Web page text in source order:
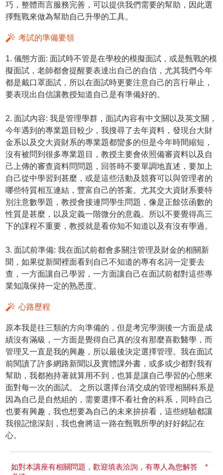
巧，整體而言服務完善，可以提供我們需要的幫助，因此選
擇甄戰來做為幫助自己升學的工具。
考試的準備要領
1. 儀態方面: 面試時不管是在學校的模擬面試，或是甄戰的模
擬面試，老師都會提醒要表達出自己的自信，尤其我們今年
都是戴口罩面試，所以在面試時更要注意自己的言行舉止，
要表現出自信讓教授知道自己是有準備好的。
2. 面試內容: 我是管理學群，面試內容有中文關以及英文關，
今年遇到的專業題目較少，我搜尋了去年資料，發現台大財
金系以及交大資財系的專業題都蠻多的但是今年時間縮短，
沒有被問到很多專業題目，教授主要會依照備審資料以及自
己上傳的審查資料問問題，回答時不要單調地直述，要加上
自己從中學習到甚麼，或是這些活動及競賽可以與管理者的
哪些特質相互連結，豐富自己的答案。尤其交大資財系要特
別注意數學題，教授會接連問學生問題，像是正餘弦函數的
性質是甚麼，以及定義一階微分的意義。所以不要覺得高三
下的課程不重要，教授就是看你知不知道以及有沒有學過。
3. 面試前準備: 我在面試前都會多關注管理及財金的相關新
聞，如果從新聞裡面看到自己不知道的專有名詞一定要去
查，一方面讓自己學習，一方面讓自己在面試前都對這些專
業知識保持一定的熟悉度。
心路歷程
原本我是往三類的方向準備的，但是考完學測後一方面是成
績沒有滿級，一方面是覺得自己真的沒有那麼喜歡醫學，而
管理又一直是我的興趣，所以最後決定選擇管理。我在面試
前閱讀了許多網路新聞以及實體課外書，或多或少都對我有
幫助，我都抱持著就算用不到，也算是讓自己學習的心態來
面對每一次的面試。 之所以選擇台清交成的管理相關科系是
因為自己是自然組的，需要選擇不看社會的科系，同時自己
也要有興趣，我也想要為自己的未來拚拚看，這些經驗都讓
我很記憶深刻，我也會將這一路在甄戰所學的好好銘記在
心。
如對本講座有相關問題，歡迎填表洽詢，有專人為您解答 *